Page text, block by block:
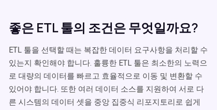
좋은 ETL 툴의 조건은 무엇일까요?
ETL 툴을 선택할 때는 복잡한 데이터 요구사항을 처리할 수
있는지 확인해야 합니다. 훌륭한 ETL 툴은 최소한의 노력으
로 대량의 데이터를 빠르고 효율적으로 이동 및 변환할 수
있어야 합니다. 또한 여러 데이터 소스를 지원하여 서로 다
른 시스템의 데이터 셋을 중앙 집중식 리포지토리로 쉽게